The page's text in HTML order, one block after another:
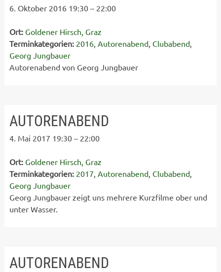
6. Oktober 2016 19:30– 22:00
Ort: Goldener Hirsch, Graz
Terminkategorien: 2016, Autorenabend, Clubabend,
Georg Jungbauer
Autorenabend von Georg Jungbauer
AUTORENABEND
4. Mai 2017 19:30– 22:00
Ort: Goldener Hirsch, Graz
Terminkategorien: 2017, Autorenabend, Clubabend,
Georg Jungbauer
Georg Jungbauer zeigt uns mehrere Kurzfilme ober und
unter Wasser.
AUTORENABEND